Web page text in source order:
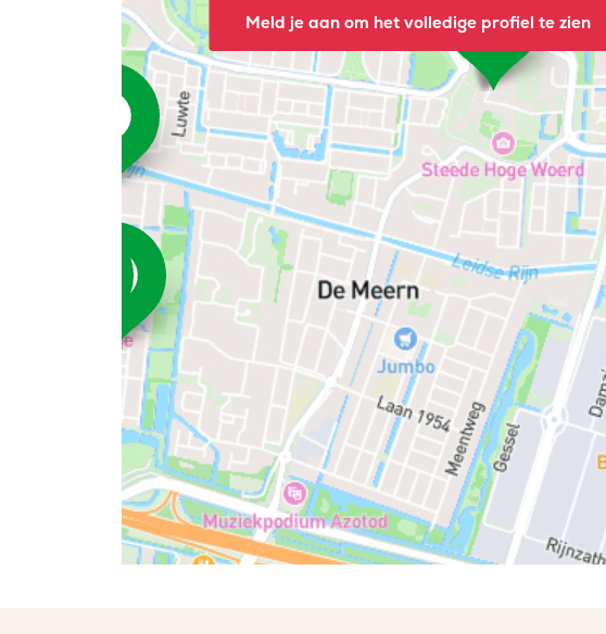
Meld je aan om het volledige profiel te zien